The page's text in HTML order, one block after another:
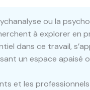
ou la
à explorer en
dans ce travail,
un espace apaisé
et les